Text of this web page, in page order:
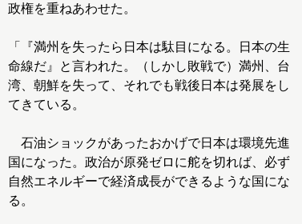
政権を重ねあわせた。
「『満州を失ったら日本は駄目になる。日本の生
命線だ』と言われた。（しかし敗戦で）満州、台
湾、朝鮮を失って、それでも戦後日本は発展をし
てきている。
石油ショックがあったおかげで日本は環境先進
国になった。政治が原発ゼロに舵を切れば、必ず
自然エネルギーで経済成長ができるような国にな
る。